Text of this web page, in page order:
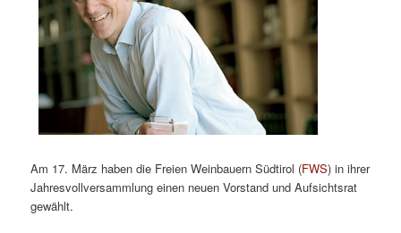
Am 17. März haben die Freien Weinbauern Südtirol (FWS) in ihrer
Jahresvollversammlung einen neuen Vorstand und Aufsichtsrat
gewählt.